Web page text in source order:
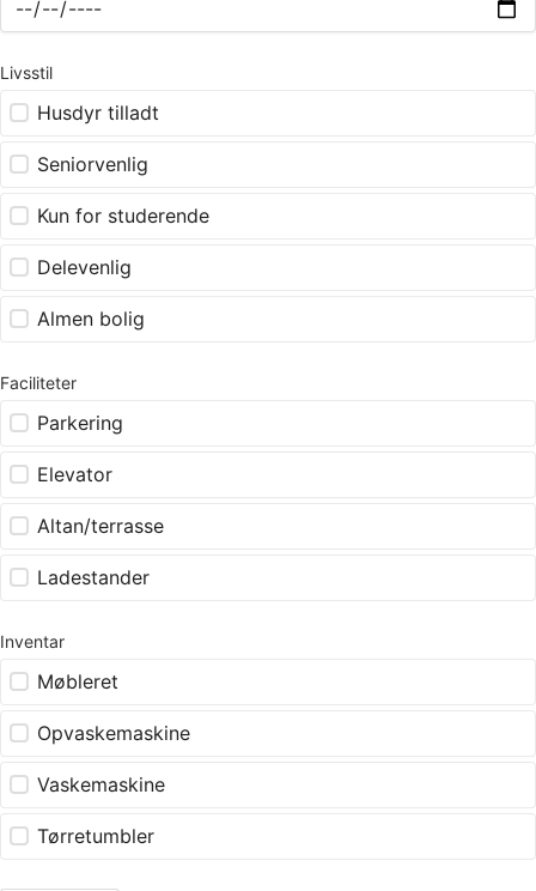
Livsstil
Husdyr tilladt
Seniorvenlig
Kun for studerende
Delevenlig
Almen bolig
Faciliteter
Parkering
Elevator
Altan/terrasse
Ladestander
Inventar
Møbleret
Opvaskemaskine
Vaskemaskine
Tørretumbler